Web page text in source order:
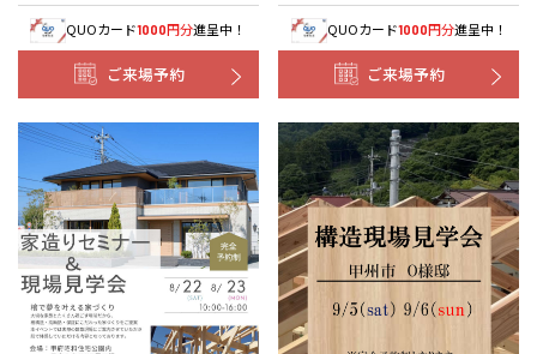
QUOカード1000円分進呈中！
ご来場予約
QUOカード1000円分進呈中！
ご来場予約